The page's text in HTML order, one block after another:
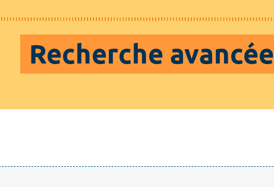
Recherche avancée